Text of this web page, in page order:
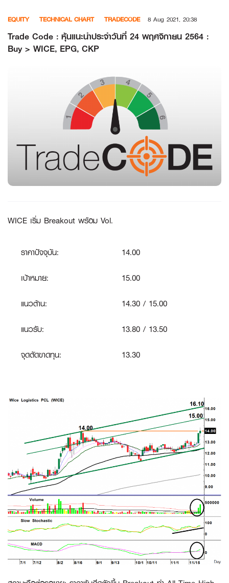
content
EQUITY TECHNICAL CHART TRADECODE 8 Aug 2021, 20:38
Trade Code : หุ้นแนะนำประจำวันที่ 24 พฤศจิกายน 2564 :
Buy > WICE, EPG, CKP
WICE เริ่ม Breakout พร้อม Vol.
ราคาปัจจุบัน:
14.00
เป้าหมาย:
15.00
แนวต้าน:
14.30 / 15.00
แนวรับ:
13.80 / 13.50
จุดตัดขาดทุน: 13.30